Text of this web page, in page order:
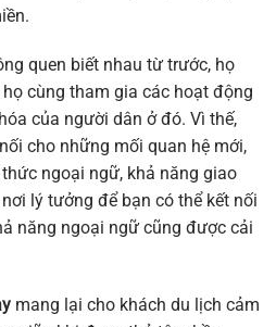
quen biết nhau từ trước, họ
cùng tham gia các hoạt động
của người dân ở đó. Vì thế,
cho những mối quan hệ mới,
ngoại ngữ, khả năng giao
lý tưởng để bạn có thể kết nối
năng ngoại ngữ cũng được cải
mang lại cho khách du lịch cảm